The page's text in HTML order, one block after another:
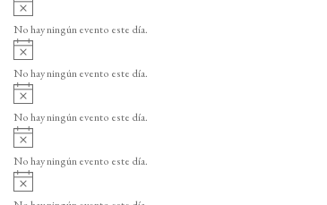
o
v
i
o
No hay ningún evento este día.
v
i
o
No hay ningún evento este día.
v
i
o
No hay ningún evento este día.
v
i
o
No hay ningún evento este día.
v